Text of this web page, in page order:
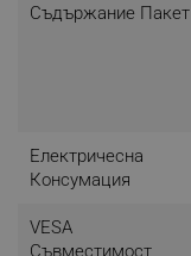
Съдържание Пакет
Електричесна
Консумация
VESA
Съвместимост